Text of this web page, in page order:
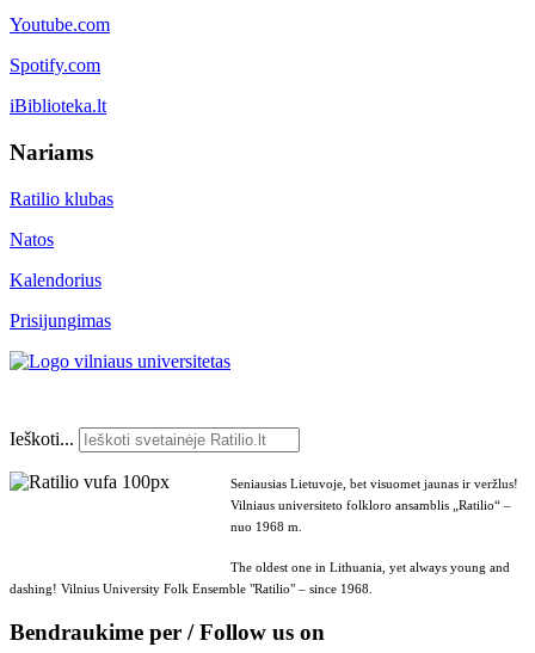
Youtube.com
Spotify.com
iBiblioteka.lt
Nariams
Ratilio klubas
Natos
Kalendorius
Prisijungimas
Ieškoti...
Seniausias Lietuvoje, bet visuomet jaunas ir veržlus!
Vilniaus universiteto folkloro ansamblis „Ratilio“ –
nuo 1968 m.
The oldest one in Lithuania, yet always young and
dashing! Vilnius University Folk Ensemble "Ratilio" – since 1968.
Bendraukime per / Follow us on